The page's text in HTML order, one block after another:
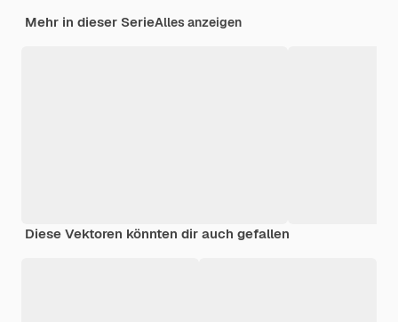
Mehr in dieser SerieAlles anzeigen
Diese Vektoren könnten dir auch gefallen